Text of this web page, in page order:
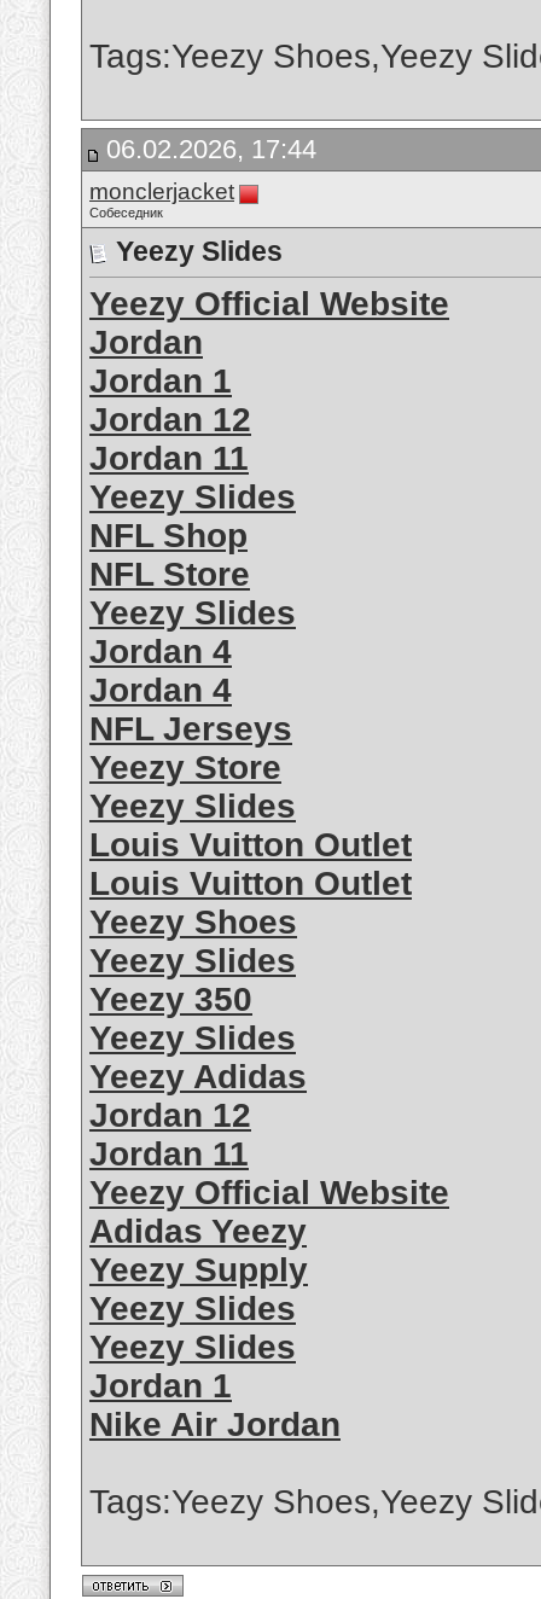
Tags:Yeezy Shoes,Yeezy
06.02.2026, 17:44
monclerjacket
Собеседник
Yeezy Slides
Yeezy Official Website
Jordan
Jordan 1
Jordan 12
Jordan 11
Yeezy Slides
NFL Shop
NFL Store
Yeezy Slides
Jordan 4
Jordan 4
NFL Jerseys
Yeezy Store
Yeezy Slides
Louis Vuitton Outlet
Louis Vuitton Outlet
Yeezy Shoes
Yeezy Slides
Yeezy 350
Yeezy Slides
Yeezy Adidas
Jordan 12
Jordan 11
Yeezy Official Website
Adidas Yeezy
Yeezy Supply
Yeezy Slides
Yeezy Slides
Jordan 1
Nike Air Jordan
Tags:Yeezy Shoes,Yeezy